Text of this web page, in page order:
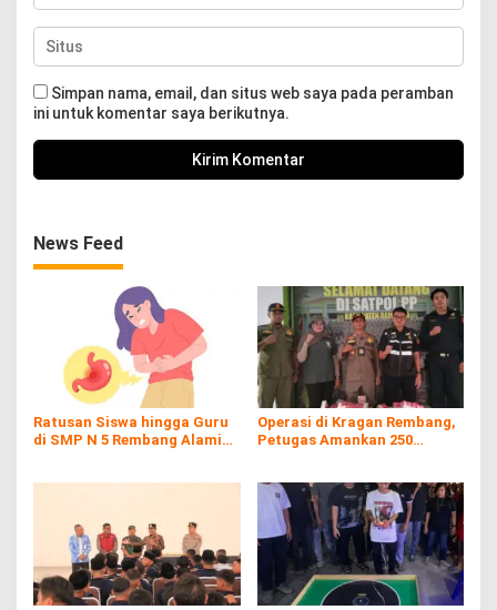
Simpan nama, email, dan situs web saya pada peramban
ini untuk komentar saya berikutnya.
News Feed
Ratusan Siswa hingga Guru
di SMP N 5 Rembang Alami
Operasi di Kragan Rembang,
Petugas Amankan 250